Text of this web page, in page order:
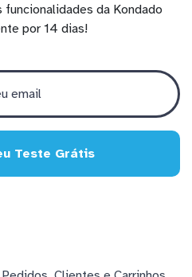
funcionalidades da Kondado
por 14 dias!
Teste Grátis